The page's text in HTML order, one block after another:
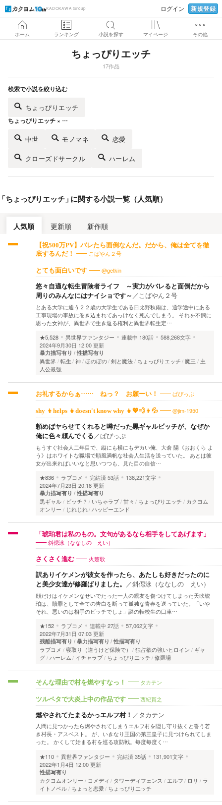
KADOKAWA Group ログイン 新規登録
ホーム ランキング 小説を探す マイページ その他
ちょっぴりエッチ
17作品
検索で小説を絞り込む
ちょっぴりエッチ
ちょっぴりエッチ × …
中世 モノマネ 恋愛
クローズドサークル ハーレム
ちょっぴりエッチ 」に関する小説一覧（人気順）
人気順 更新順 新作順
【祝500万PV】バレたら面倒なんだ。だから、俺は全てを徹
底するんだ！
こばやん２号
とても面白いです @getkin
悠々自適な転生冒険者ライフ ～実力がバレると面倒だから
周りのみんなにはナイショです～ ／こばやん２号
とある大学に通う２２歳の大学生である日比野秋雨は、通学途中にある
工事現場の事故に巻き込まれてあっけなく死んでしまう。 それを不憫に
思った女神が、異世界で生き返る権利と異世界転生定…
★5,528
異世界ファンタジー 連載中 180話
588,268文字
2024年9月30日 12:00 更新
暴力描写有り 性描写有り
異世界 転生 神 ほのぼの 剣と魔法 ちょっぴりエッチ 魔王
主
人公最強
お礼するからぁ…… ねっ？ お願ーい！ ぱぴっぷ
shy 👦helps 👧doesn't know why 👧💖💨👦💦 @jim-1950
頼めばヤらせてくれると噂だった黒ギャルビッチが、なぜか
俺に色々頼んでくる／ぱぴっぷ
もうすぐ社会人二年目で、縦にも横にもデカい俺、大倉 陽《おおくら よ
う》はホワイトな職場で順風満帆な社会人生活を送っていた。 あとは彼
女が出来ればいいなと思いつつも、見た目の自信…
★836
ラブコメ 完結済53話
138,221文字
2024年7月23日 20:18 更新
暴力描写有り 性描写有り
黒ギャル ビッチ？ いちゃラブ 甘々 ちょっぴりエッチ
カクヨム
オンリー
じれじれ ハッピーエンド
「琥珀君は私のもの。文句があるなら相手をしてあげます」
斜偲泳（ななしの えい）
さくさく進む 火楚歌
訳ありイケメンが彼女を作ったら、あたしも好きだったのに
と美少女達が修羅ばりました。 ／斜偲泳（ななしの えい）
顔だけはイケメンなせいでたった一人の親友を傷つけてしまった天吹琥
珀は、贖罪として全ての告白を断って孤独な青春を送っていた。「いや
それ、悪いのは相手のビッチでしょ」謎の転校生の口車…
★152
ラブコメ 連載中 27話
57,062文字
2022年7月31日 07:03 更新
残酷描写有り 暴力描写有り 性描写有り
ラブコメ 寝取り（違うけど保険で） 独占欲の強いヒロイン
ギャ
グ ハーレム イチャラブ ちょっぴりエッチ 修羅場
そんな理由で村を燃やすなっ！ タカテン
ツルペタで大炎上中の作品です 西紀貫之
燃やされてたまるかっエルフ村！ ／ タカテン
人間に見つかったら燃やされてしまうエルフ村を隠し守り抜くと誓う若
き村長・アスベスト。 が、いきなり王国の第三皇子に見つけられてしま
った。 かくして始まる村を巡る攻防戦。毎度毎度く…
★110
異世界ファンタジー 完結済35話
131,901文字
2022年1月4日 12:00 更新
性描写有り
カクヨムオンリー コメディ タワーディフェンス エルフ ロリ
ラ
イトノベル
ちょっと恋愛 ちょっぴりエッチ